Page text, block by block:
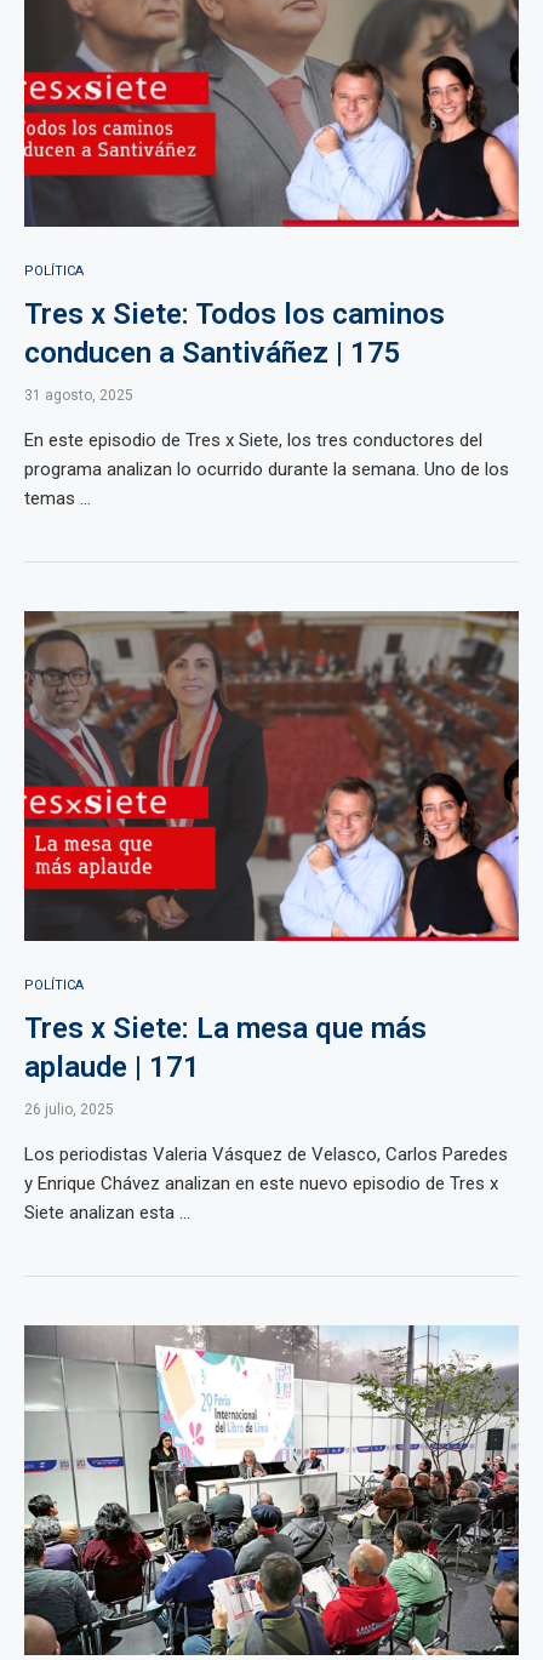
POLÍTICA
Tres x Siete: Todos los caminos
conducen a Santiváñez | 175
31 agosto, 2025
En este episodio de Tres x Siete, los tres conductores del
programa analizan lo ocurrido durante la semana. Uno de los
temas ...
POLÍTICA
Tres x Siete: La mesa que más
aplaude | 171
26 julio, 2025
Los periodistas Valeria Vásquez de Velasco, Carlos Paredes
y Enrique Chávez analizan en este nuevo episodio de Tres x
Siete analizan esta ...